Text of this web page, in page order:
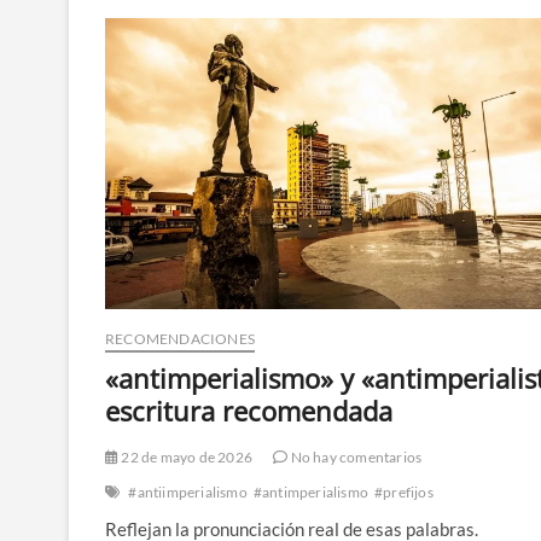
RECOMENDACIONES
«antimperialismo» y
escritura recomendada
22 de mayo de 2026
No hay comentarios
#antiimperialismo #antimperialismo #prefijos
Reflejan la pronunciación real de esas palabras.